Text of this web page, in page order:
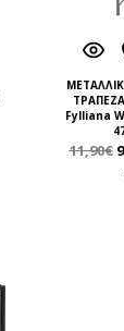
Fylliana
11,90€